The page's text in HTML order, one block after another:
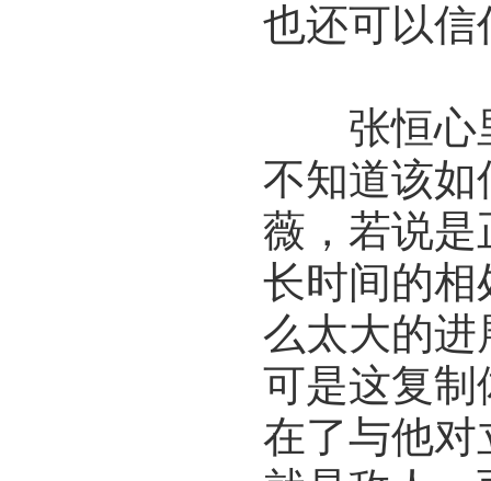
也还可以
张恒心里
不知道该如
薇，若说是
长时间的相
么太大的进
可是这复制
在了与他对